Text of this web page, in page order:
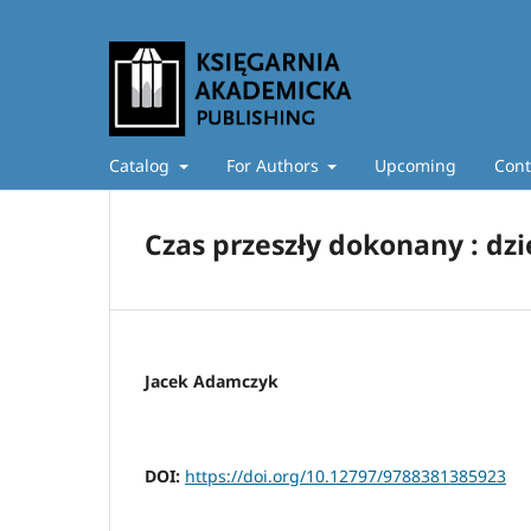
Catalog For Authors Upcoming
Czas przeszły dokonany :
Jacek Adamczyk
DOI: https://doi.org/10.12797/9788381385923